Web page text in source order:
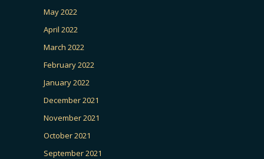
May 2022
April 2022
March 2022
February 2022
January 2022
December 2021
November 2021
October 2021
September 2021